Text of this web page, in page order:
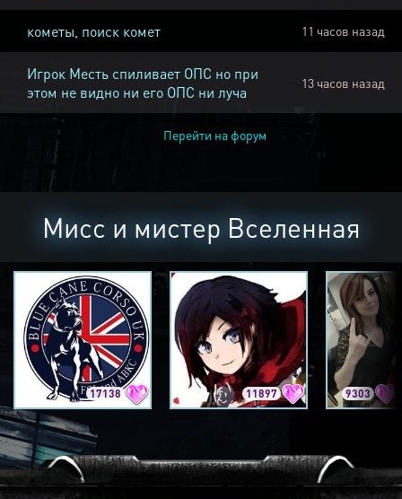
кометы, поиск комет 11 часов назад
Игрок Месть спиливает ОПС но при
этом не видно ни его ОПС ни луча
13 часов назад
Перейти на форум
Мисс и мистер Вселенная
17138 11897 9303